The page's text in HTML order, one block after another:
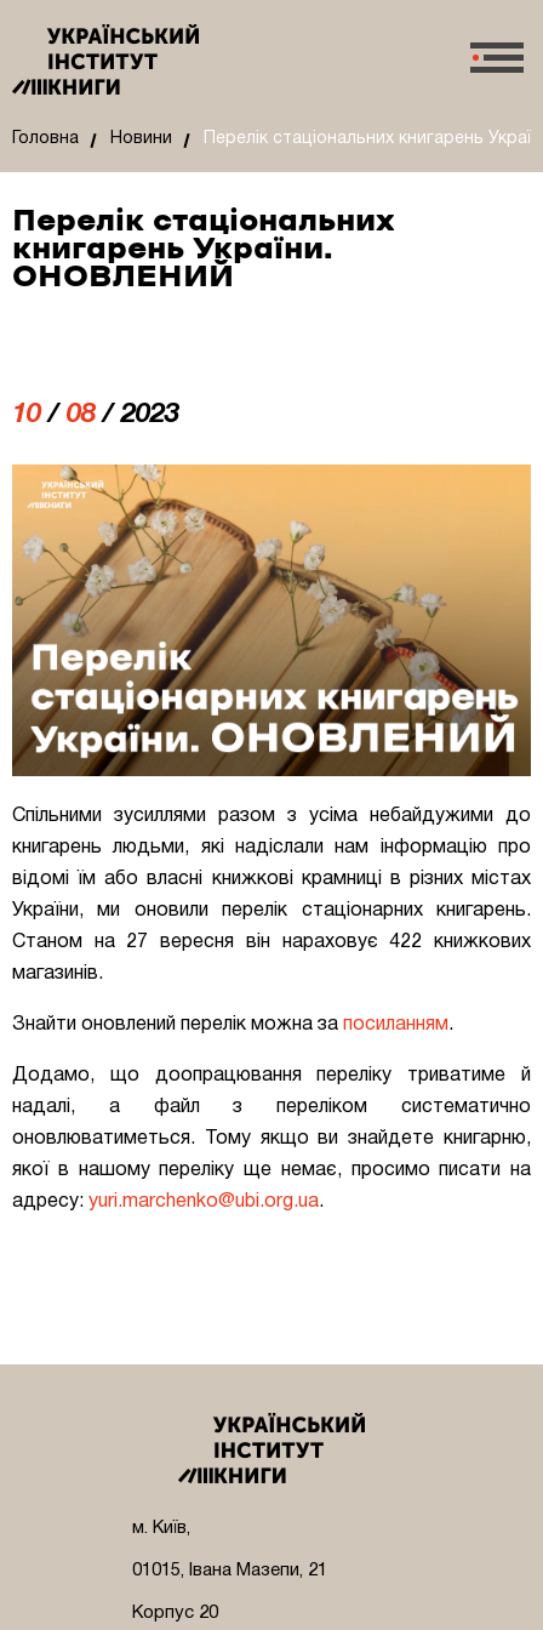
Головна Новини Перелік стаціональних книгарень
Перелік стаціональних
книгарень України.
ОНОВЛЕНИЙ
10/ 08 / 2023
Спільними зусиллями разом з усіма небайдужими до
книгарень людьми, які надіслали нам інформацію про
відомі їм або власні книжкові крамниці в різних містах
України, ми оновили перелік стаціонарних книгарень.
Станом на 27 вересня він нараховує 422 книжкових
магазинів.
Знайти оновлений перелік можна за посиланням.
Додамо, що доопрацювання переліку триватиме й
надалі, а файл з переліком систематично
оновлюватиметься. Тому якщо ви знайдете книгарню,
якої в нашому переліку ще немає, просимо писати на
адресу: yuri.marchenko@ubi.org.ua.
м. Київ,
01015, Івана Мазепи, 21
Корпус 20